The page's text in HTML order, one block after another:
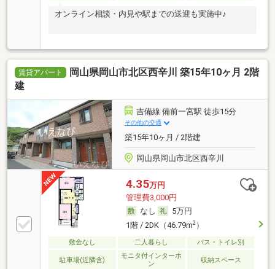
オンライン相談・内見や駅までの送迎も実施中♪
賃貸アパート
岡山県岡山市北区西辛川 築15年10ヶ月 2階
建
吉備線 備前一宮駅 徒歩15分
その他の交通
築15年10ヶ月 / 2階建
岡山県岡山市北区西辛川
4.35万円
管理費3,000円
なし
5万円
1階 / 2DK（46.79m2）
敷金なし 二人暮らし バス・トイレ別
駐車場(近隣含)
モニタ付インターホ
ン
収納スペース